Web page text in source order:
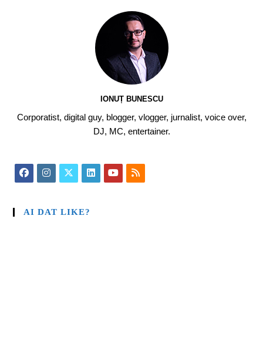
IONUȚ BUNESCU
Corporatist, digital guy, blogger, vlogger, jurnalist, voice over,
DJ, MC, entertainer.
AI DAT LIKE?